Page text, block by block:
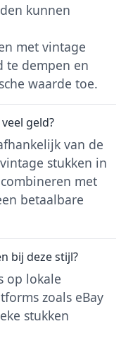
kunnen
met vintage
te dempen en
waarde toe.
geld?
van de
stukken in
met
betaalbare
bij deze stijl?
op lokale
zoals eBay
stukken